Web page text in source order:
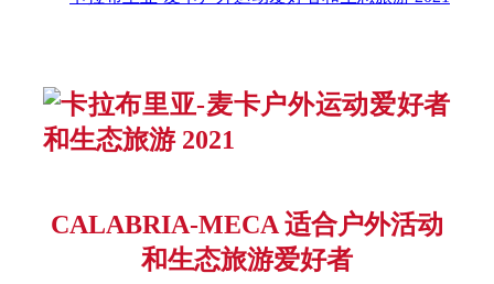
CALABRIA-MECA 适合户外活动
和生态旅游爱好者